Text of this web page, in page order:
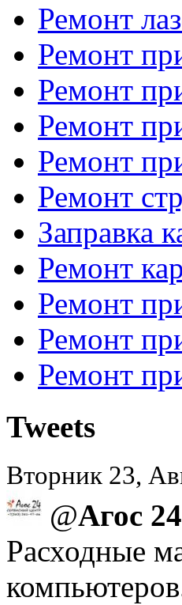
Ремонт
Ремонт
Ремонт
Ремонт
Ремонт
Ремонт
Заправка
Ремонт
Ремонт
Ремонт
Ремонт
Tweets
Вторник 23,
@Агос 24
Расходные